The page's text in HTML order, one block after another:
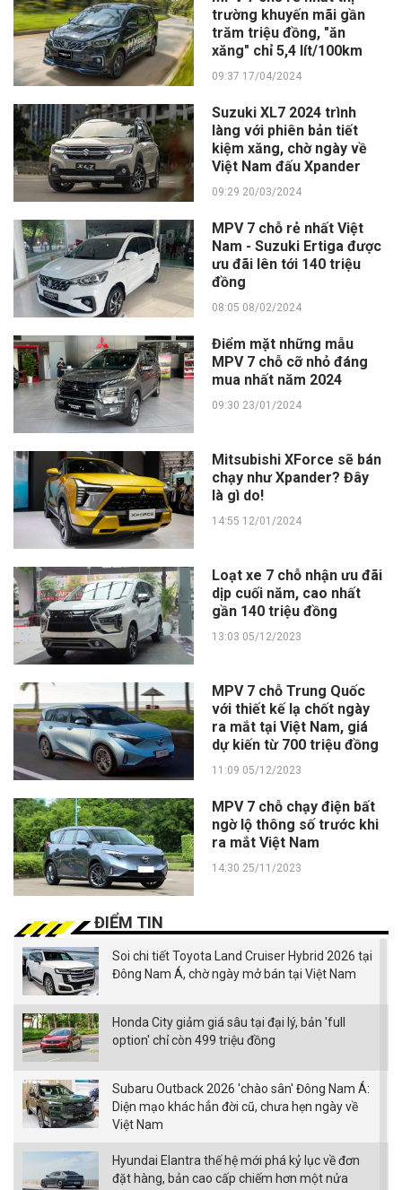
trường khuyến mãi gần
trăm triệu đồng, "ăn
xăng" chỉ 5,4 lít/100km
09:37 17/04/2024
Suzuki XL7 2024 trình
làng với phiên bản tiết
kiệm xăng, chờ ngày về
Việt Nam đấu Xpander
09:29 20/03/2024
MPV 7 chỗ rẻ nhất Việt
Nam - Suzuki Ertiga được
ưu đãi lên tới 140 triệu
đồng
08:05 08/02/2024
Điểm mặt những mẫu
MPV 7 chỗ cỡ nhỏ đáng
mua nhất năm 2024
09:30 23/01/2024
Mitsubishi XForce sẽ bán
chạy như Xpander? Đây
là gì do!
14:55 12/01/2024
Loạt xe 7 chỗ nhận ưu đãi
dịp cuối năm, cao nhất
gần 140 triệu đồng
13:03 05/12/2023
MPV 7 chỗ Trung Quốc
với thiết kế lạ chốt ngày
ra mắt tại Việt Nam, giá
dự kiến từ 700 triệu đồng
11:09 05/12/2023
MPV 7 chỗ chạy điện bất
ngờ lộ thông số trước khi
ra mắt Việt Nam
14:30 25/11/2023
ĐIỂM TIN
Soi chi tiết Toyota Land Cruiser Hybrid 2026 tại
Đông Nam Á, chờ ngày mở bán tại Việt Nam
Honda City giảm giá sâu tại đại lý, bản 'full
option' chỉ còn 499 triệu đồng
Subaru Outback 2026 'chào sân' Đông Nam Á:
Diện mạo khác hẳn đời cũ, chưa hẹn ngày về
Việt Nam
Hyundai Elantra thế hệ mới phá kỷ lục về đơn
đặt hàng, bản cao cấp chiếm hơn một nửa